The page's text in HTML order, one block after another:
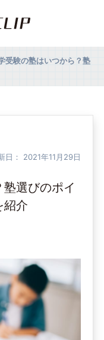
受験の塾はいつから？塾
日： 2021年11月29日
選びのポイ
紹介